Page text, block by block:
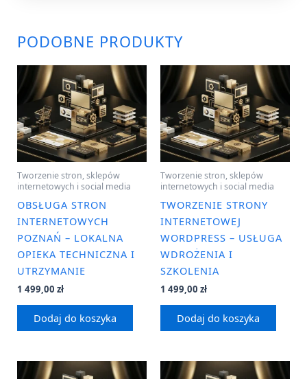
PODOBNE PRODUKTY
Tworzenie stron, sklepów
internetowych i social media
OBSŁUGA STRON
INTERNETOWYCH
POZNAŃ – LOKALNA
OPIEKA TECHNICZNA I
UTRZYMANIE
1 499,00 zł
Dodaj do koszyka
Tworzenie stron, sklepów
internetowych i social media
TWORZENIE STRONY
INTERNETOWEJ
WORDPRESS – USŁUGA
WDROŻENIA I
SZKOLENIA
1 499,00 zł
Dodaj do koszyka